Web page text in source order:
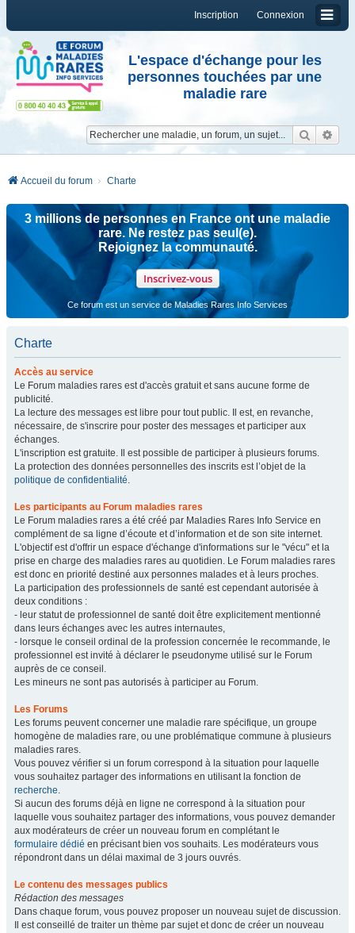
Connexion
Inscription
L'espace d'échange pour les
personnes touchées par une
maladie rare
Accueil du forum Charte
3 millions de personnes en France ont une maladie
rare. Ne restez pas seul(e).
Rejoignez la communauté.
Inscrivez-vous
Ce forum est un service de Maladies Rares Info Services
Charte
Accès au service
Le Forum maladies rares est d'accès gratuit et sans aucune forme de
publicité.
La lecture des messages est libre pour tout public. Il est, en revanche,
nécessaire, de s'inscrire pour poster des messages et participer aux
échanges.
L'inscription est gratuite. Il est possible de participer à plusieurs forums.
La protection des données personnelles des inscrits est l’objet de la
politique de confidentialité.
Les participants au Forum maladies rares
Le Forum maladies rares a été créé par Maladies Rares Info Service en
complément de sa ligne d’écoute et d’information et de son site internet.
L'objectif est d'offrir un espace d'échange d'informations sur le "vécu" et la
prise en charge des maladies rares au quotidien. Le Forum maladies rares
est donc en priorité destiné aux personnes malades et à leurs proches.
La participation des professionnels de santé est cependant autorisée à
deux conditions :
- leur statut de professionnel de santé doit être explicitement mentionné
dans leurs échanges avec les autres internautes,
- lorsque le conseil ordinal de la profession concernée le recommande, le
professionnel est invité à déclarer le pseudonyme utilisé sur le Forum
auprès de ce conseil.
Les mineurs ne sont pas autorisés à participer au Forum.
Les Forums
Les forums peuvent concerner une maladie rare spécifique, un groupe
homogène de maladies rare, ou une problématique commune à plusieurs
maladies rares.
Vous pouvez vérifier si un forum correspond à la situation pour laquelle
vous souhaitez partager des informations en utilisant la fonction de
recherche.
Si aucun des forums déjà en ligne ne correspond à la situation pour
laquelle vous souhaitez partager des informations, vous pouvez demander
aux modérateurs de créer un nouveau forum en complétant le
formulaire dédié en précisant bien vos souhaits. Les modérateurs vous
répondront dans un délai maximal de 3 jours ouvrés.
Le contenu des messages publics
Rédaction des messages
Dans chaque forum, vous pouvez proposer un nouveau sujet de discussion.
Il est conseillé de traiter un thème par sujet et donc de créer un nouveau